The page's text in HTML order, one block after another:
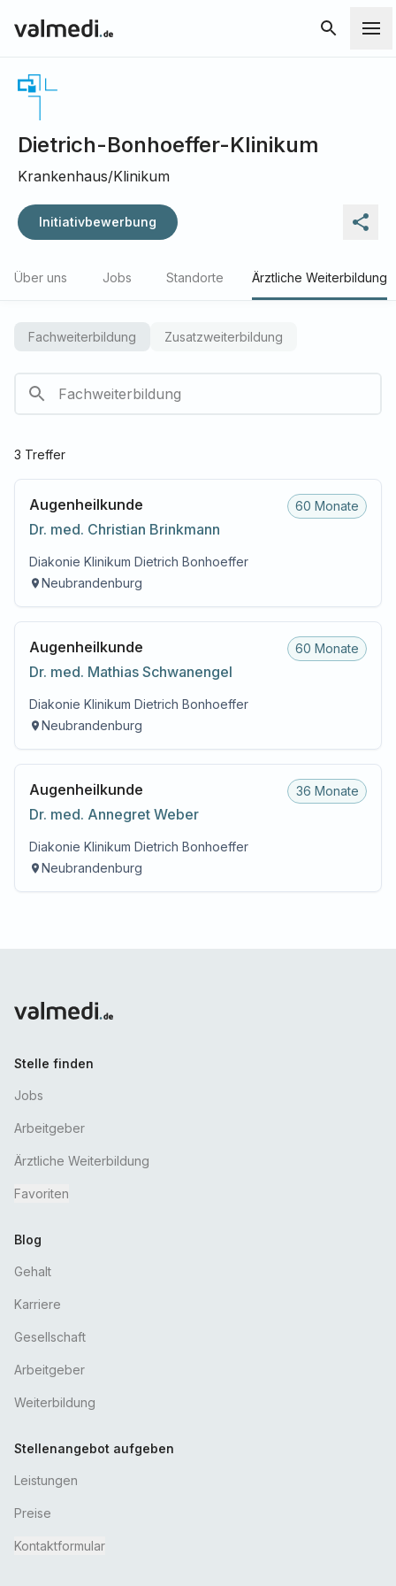
Dietrich-Bonhoeffer-Klinikum
Krankenhaus/Klinikum
Initiativbewerbung
Über uns Jobs Standorte Ärztliche Weiterbildung
Fachweiterbildung Zusatzweiterbildung
3 Treffer
Augenheilkunde
Dr. med. Christian Brinkmann
60 Monate
Diakonie Klinikum Dietrich Bonhoeffer
Neubrandenburg
Augenheilkunde
Dr. med. Mathias Schwanengel
60 Monate
Diakonie Klinikum Dietrich Bonhoeffer
Neubrandenburg
Augenheilkunde
Dr. med. Annegret Weber
36 Monate
Diakonie Klinikum Dietrich Bonhoeffer
Neubrandenburg
Stelle finden
Jobs
Arbeitgeber
Ärztliche Weiterbildung
Favoriten
Blog
Gehalt
Karriere
Gesellschaft
Arbeitgeber
Weiterbildung
Stellenangebot aufgeben
Leistungen
Preise
Kontaktformular